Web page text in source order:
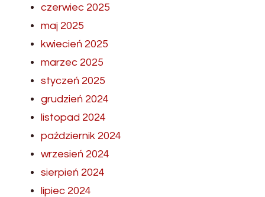
czerwiec 2025
maj 2025
kwiecień 2025
marzec 2025
styczeń 2025
grudzień 2024
listopad 2024
październik 2024
wrzesień 2024
sierpień 2024
lipiec 2024